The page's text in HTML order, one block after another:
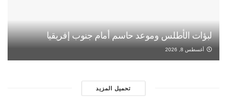
لبؤات الأطلس وموعد حاسم أمام جنوب إفريقيا
أغسطس 8, 2026
تحميل المزيد